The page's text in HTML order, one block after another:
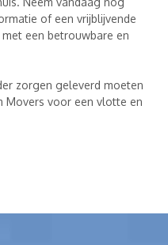
of een vrijblijvende
een betrouwbare en
zorgen geleverd moeten
Movers voor een vlotte en